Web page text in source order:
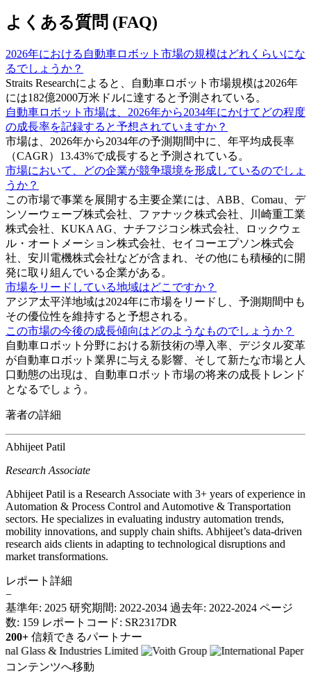
よくある質問 (FAQ)
2026年における自動車ロボット市場の規模はどれくらいにな
るでしょうか？
Straits Researchによると、自動車ロボット市場規模は2026年
には182億2000万米ドルに達すると予測されている。
自動車ロボット市場は、2026年から2034年にかけてどの程度
の成長率を記録すると予想されていますか？
市場は、2026年から2034年の予測期間中に、年平均成長率
（CAGR）13.43%で成長すると予測されている。
市場において、どの企業が競争環境を形成しているのでしょ
うか？
この市場で事業を展開する主要企業には、ABB、Comau、デ
ンソーウェーブ株式会社、ファナック株式会社、川崎重工業
株式会社、KUKA AG、ナチフジコシ株式会社、ロックウェ
ル・オートメーション株式会社、セイコーエプソン株式会
社、安川電機株式会社などが含まれ、その他にも積極的に開
発に取り組んでいる企業がある。
市場をリードしている地域はどこですか？
アジア太平洋地域は2024年に市場をリードし、予測期間中も
その優位性を維持すると予想される。
この市場の今後の成長傾向はどのようなものでしょうか？
自動車ロボット分野における新技術の導入率、デジタル変革
が自動車ロボット業界に与える影響、そして新たな市場と人
口動態の出現は、自動車ロボット市場の将来の成長トレンド
となるでしょう。
著者の詳細
Abhijeet Patil
Research Associate
Abhijeet Patil is a Research Associate with 3+ years of experience in
Automation & Process Control and Automotive & Transportation
sectors. He specializes in evaluating industry automation trends,
mobility innovations, and supply chain shifts. Abhijeet’s data-driven
research aids clients in adapting to technological disruptions and
market transformations.
レポート詳細
−
基準年: 2025 研究期間: 2022-2034 過去年: 2022-2024 ページ
数: 159 レポートコード: SR2317DR
200+ 信頼できるパートナー
コンテンツへ移動